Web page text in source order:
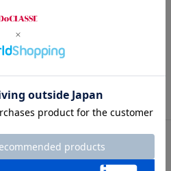
L XL XXL